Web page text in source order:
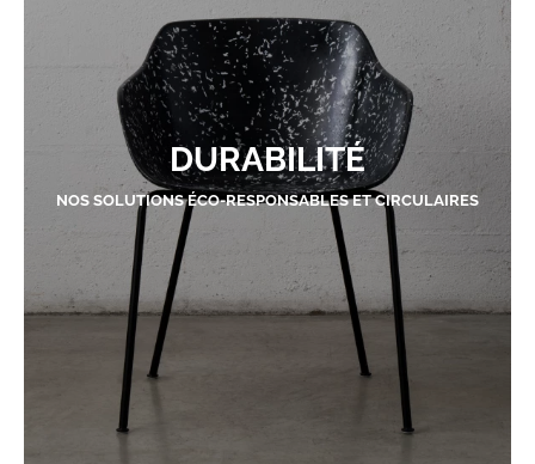
DURABILITÉ
NOS SOLUTIONS ÉCO-RESPONSABLES ET CIRCULAIRES